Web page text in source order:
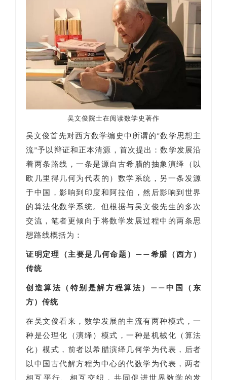
吴文俊院士在阅读数学史著作
吴文俊首先对西方数学编史中所谓的“数学思想主
流”予以辩证和正本清源，首次提出：数学发展沿
着两条路线，一条是源自古希腊的抽象演绎（以
欧几里得几何为代表的）数学系统，另一条发源
于中国，影响到印度和阿拉伯，然后影响到世界
的算法化数学系统。但根据与吴文俊先生的多次
交流，笔者更倾向于将数学发展过程中的两条思
想路线概括为：
证明定理（主要是几何命题）——希腊（西方）
传统
创造算法（特别是解方程算法）——中国（东
方）传统
在吴文俊看来，数学发展的主流有两种模式，一
种是公理化（演绎）模式，一种是机械化（算法
化）模式，前者以希腊演绎几何学为代表，后者
以中国古代解方程为中心的代数学为代表，两者